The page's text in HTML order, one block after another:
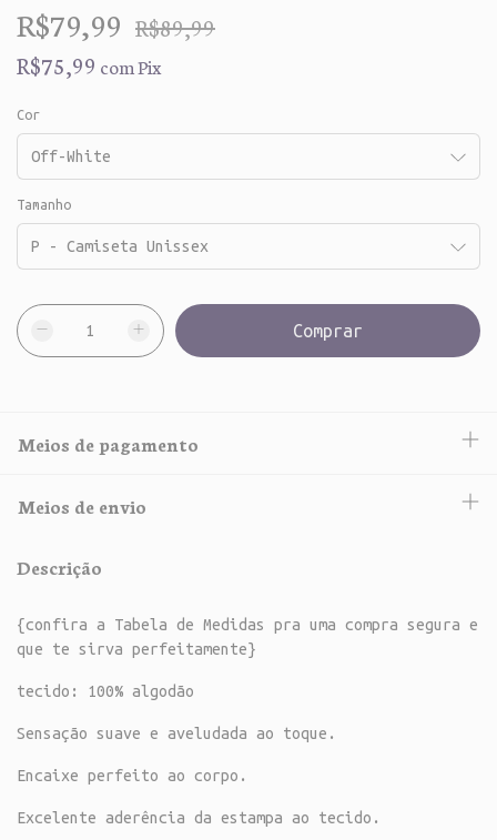
R$79,99 R$89,99
R$75,99 comPix
Cor
Tamanho
Meios de pagamento
Meios de envio
Descrição
{confira a Tabela de Medidas pra uma compra segura e
que te sirva perfeitamente}
tecido: 100% algodão
Sensação suave e aveludada ao toque.
Encaixe perfeito ao corpo.
Excelente aderência da estampa ao tecido.